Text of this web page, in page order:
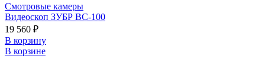
Смотровые камеры
Видеоскоп ЗУБР ВC-100
19 560 ₽
В корзину
В корзине